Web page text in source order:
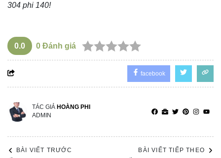
304 phi 140!
0.0 0 Đánh giá
facebook
TÁC GIẢ HOÀNG PHI
ADMIN
BÀI VIẾT TRƯỚC BÀI VIẾT TIẾP THEO